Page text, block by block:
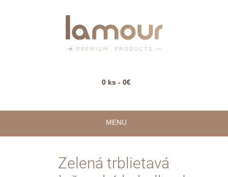
0 ks - 0€
MENU
Zelená trblietavá